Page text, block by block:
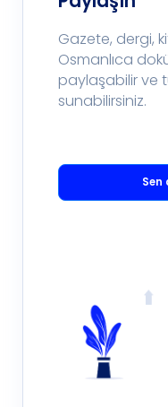
Gazete, dergi,
Osmanlıca
paylaşabilir ve
sunabilirsiniz.
Sen